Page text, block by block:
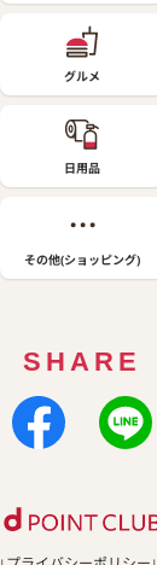
グルメ
日用品
その他(ショッピング)
SHARE